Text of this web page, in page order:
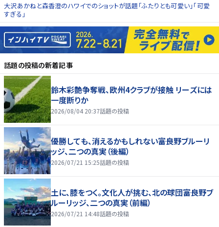
大沢あかねと森香澄のハワイでのショットが話題「ふたりとも可愛い」「可愛
すぎる」
話題の投稿の新着記事
鈴木彩艶争奪戦、欧州4クラブが接触 リーズには
一度断りか
2026/08/04 20:37話題の投稿
優勝しても、消えるかもしれない――富良野ブルーリ
ッジ、二つの真実（後編）
2026/07/21 15:25話題の投稿
土に、膝をつく。文化人が挑む、北の球団――富良野ブ
ルーリッジ、二つの真実（前編）
2026/07/21 14:48話題の投稿